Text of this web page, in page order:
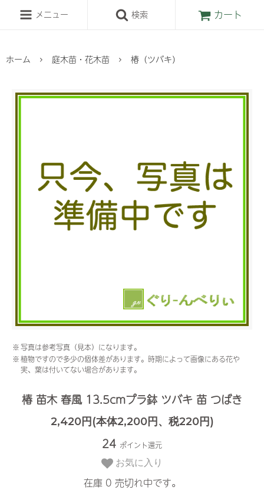
メニュー 検索 カート
ホーム 庭木苗・花木苗 椿（ツバキ）
※ 写真は参考写真（見本）になります。
※ 植物ですので多少の個体差があります。時期によって画像にある花や
実、葉は付いてない場合があります。
椿 苗木 春風 13.5cmプラ鉢 ツバキ 苗 つばき
2,420円(本体2,200円、税220円)
24 ポイント還元
お気に入り
在庫 0 売切れ中です。